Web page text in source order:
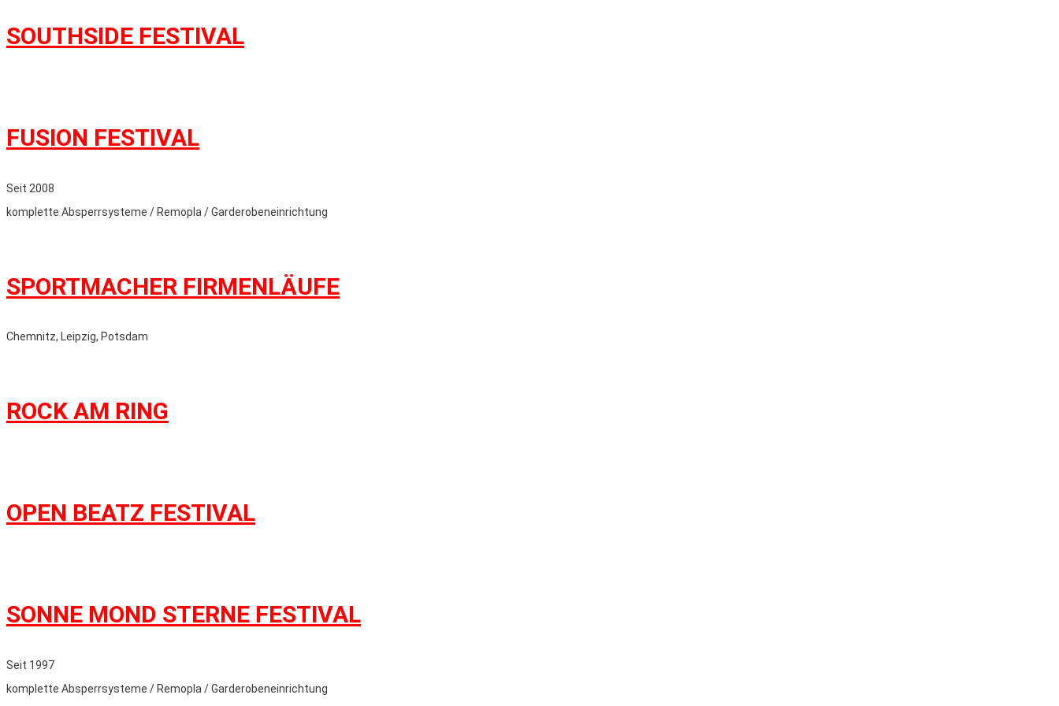
SOUTHSIDE FESTIVAL
FUSION FESTIVAL
Seit 2008
komplette Absperrsysteme / Remopla / Garderobeneinrichtung
SPORTMACHER FIRMENLÄUFE
Chemnitz, Leipzig, Potsdam
ROCK AM RING
OPEN BEATZ FESTIVAL
SONNE MOND STERNE FESTIVAL
Seit 1997
komplette Absperrsysteme / Remopla / Garderobeneinrichtung